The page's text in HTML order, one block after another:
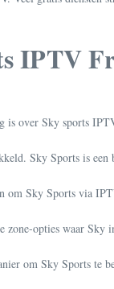
IPTV
is over Sky sports
Sky Sports is een
om Sky Sports via
opties waar Sky
om Sky Sports te